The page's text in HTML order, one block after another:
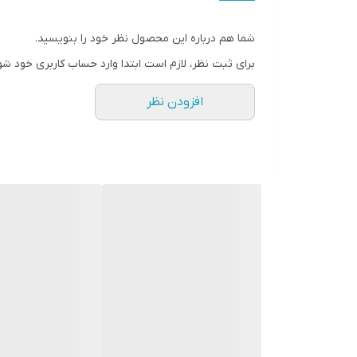
• دارای تست آلرژی و آزمایش شده توسط چشم پزشک
• قابل استفاده برای چشم های حساس و استفاده کنندگان
• مناسب برای انواع پوست و چشم و مژه
شما هم درباره این محصول نظر خود را بنویسید.
برای ثبت نظر، لازم است ابتدا وارد حساب کاربری خود
افزودن نظر